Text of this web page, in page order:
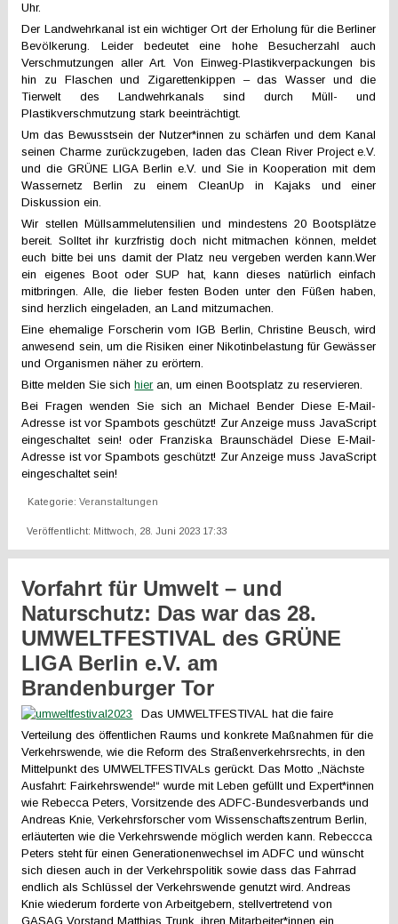
Uhr.
Der Landwehrkanal ist ein wichtiger Ort der Erholung für die Berliner
Bevölkerung. Leider bedeutet eine hohe Besucherzahl auch
Verschmutzungen aller Art. Von Einweg-Plastikverpackungen bis
hin zu Flaschen und Zigarettenkippen – das Wasser und die
Tierwelt des Landwehrkanals sind durch Müll- und
Plastikverschmutzung stark beeinträchtigt.
Um das Bewusstsein der Nutzer*innen zu schärfen und dem Kanal
seinen Charme zurückzugeben, laden das Clean River Project e.V.
und die GRÜNE LIGA Berlin e.V. und Sie in Kooperation mit dem
Wassernetz Berlin zu einem CleanUp in Kajaks und einer
Diskussion ein.
Wir stellen Müllsammelutensilien und mindestens 20 Bootsplätze
bereit. Solltet ihr kurzfristig doch nicht mitmachen können, meldet
euch bitte bei uns damit der Platz neu vergeben werden kann.Wer
ein eigenes Boot oder SUP hat, kann dieses natürlich einfach
mitbringen. Alle, die lieber festen Boden unter den Füßen haben,
sind herzlich eingeladen, an Land mitzumachen.
Eine ehemalige Forscherin vom IGB Berlin, Christine Beusch, wird
anwesend sein, um die Risiken einer Nikotinbelastung für Gewässer
und Organismen näher zu erörtern.
Bitte melden Sie sichhier an, um einen Bootsplatz zu reservieren.
Bei Fragen wenden Sie sich an Michael Bender Diese E-Mail-
Adresse ist vor Spambots geschützt! Zur Anzeige muss JavaScript
eingeschaltet sein! oder Franziska BraunschädelDiese E-Mail-
Adresse ist vor Spambots geschützt! Zur Anzeige muss JavaScript
eingeschaltet sein!
Kategorie:Veranstaltungen
Veröffentlicht: Mittwoch, 28. Juni 2023 17:33
Vorfahrt für Umwelt – und
Naturschutz: Das war das 28.
UMWELTFESTIVAL des GRÜNE
LIGA Berlin e.V. am
Brandenburger Tor
Das UMWELTFESTIVAL hat die faire
Verteilung des öffentlichen Raums und konkrete Maßnahmen für die
Verkehrswende, wie die Reform des Straßenverkehrsrechts, in den
Mittelpunkt des UMWELTFESTIVALs gerückt. Das Motto „Nächste
Ausfahrt: Fairkehrswende!“ wurde mit Leben gefüllt und Expert*innen
wie Rebecca Peters, Vorsitzende des ADFC-Bundesverbands und
Andreas Knie, Verkehrsforscher vom Wissenschaftszentrum Berlin,
erläuterten wie die Verkehrswende möglich werden kann. Rebeccca
Peters steht für einen Generationenwechsel im ADFC und wünscht
sich diesen auch in der Verkehrspolitik sowie dass das Fahrrad
endlich als Schlüssel der Verkehrswende genutzt wird. Andreas
Knie wiederum forderte von Arbeitgebern, stellvertretend von
GASAG Vorstand Matthias Trunk, ihren Mitarbeiter*innen ein